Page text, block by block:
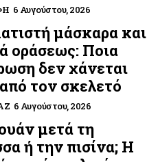
6 Αυγούστου, 2026
μάσκαρα και
οράσεως: Ποια
δεν χάνεται
τον σκελετό
6 Αυγούστου, 2026
μετά τη
ή την πισίνα; Η